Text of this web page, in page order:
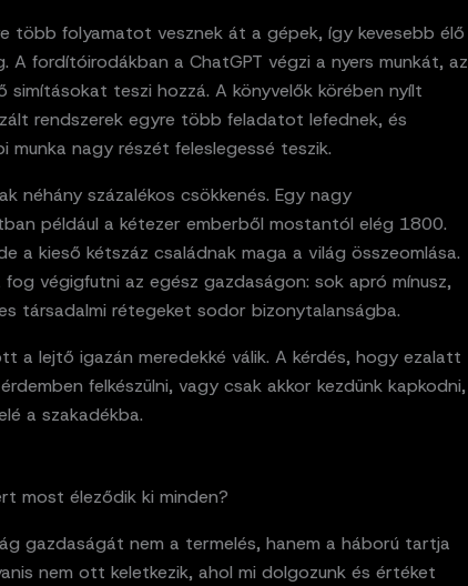
több folyamatot vesznek át a gépek, így kevesebb élő
A fordítóirodákban a ChatGPT végzi a nyers munkát, az
simításokat teszi hozzá. A könyvelők körében nyílt
rendszerek egyre több feladatot lefednek, és
munka nagy részét feleslegessé teszik.
néhány százalékos csökkenés. Egy nagy
például a kétezer emberből mostantól elég 1800.
a kieső kétszáz családnak maga a világ összeomlása.
végigfutni az egész gazdaságon: sok apró mínusz,
társadalmi rétegeket sodor bizonytalanságba.
a lejtő igazán meredekké válik. A kérdés, hogy ezalatt
felkészülni, vagy csak akkor kezdünk kapkodni,
a szakadékba.
most éleződik ki minden?
gazdaságát nem a termelés, hanem a háború tartja
nem ott keletkezik, ahol mi dolgozunk és értéket